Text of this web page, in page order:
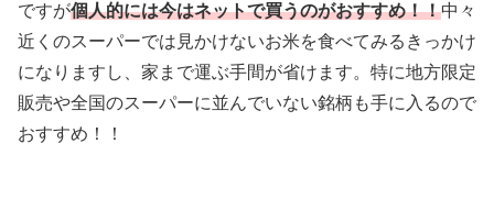
ですが個人的には今はネットで買うのがおすすめ！！中々
近くのスーパーでは見かけないお米を食べてみるきっかけ
になりますし、家まで運ぶ手間が省けます。特に地方限定
販売や全国のスーパーに並んでいない銘柄も手に入るので
おすすめ！！